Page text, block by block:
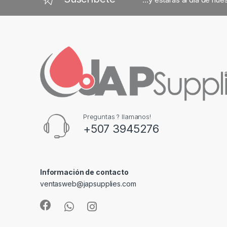
Preguntas ? llamanos!
+507 3945276
Información de contacto
ventasweb@japsupplies.com